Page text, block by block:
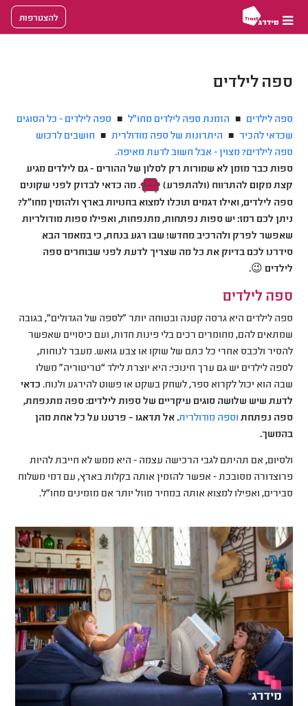
ספה לילדים
ספה לילדים ■ הזמנת ספה לילדים מחו"ל ■ ספה לילדים - כל הסוגים
שכדאי להכיר ■ היתרונות של ספה מודולרית ■ חושבים לרכוש
ספה לילדים? מצוין - אבל חשוב לדעת מאיפה.
ספות כבר מזמן לא שמורות רק לסלון של ההורים - גם לילדים מגיע
קצת מקום להתרווח (ולהתפרע)
. מה כדאי לבדוק לפני שקונים
ספה לילדים, ואילו דגמים תוכלו למצוא בחנויות בארץ ולהזמין מחו"ל?
ניתן לכם רמז: יש ספות נפתחות, מתנפחות, ואפילו ספות מודולריות
שאפשר לפרק ולהרכיב מחדש! שבו רגע בנחת, כי במאמר הבא
סידרנו לכם בדיוק את כל מה שצריך לדעת לפני שבוחרים ספה
לילדים 😉.
ספה לילדים
ספה לילדים היא גרסה קטנה ובטוחה יותר ״לספה של הגדולים”, בגובה
שמתאים להם, מחומרים רכים בלי פינות חדות, ועם כיסויים שאפשר
להסיר ולכבס אחרי כל כתם של שוקו או צבע גואש. מעבר לנוחות,
לספה לילדים יש גם ערך חינוכי: היא יוצרת לילד “טריטוריה” משלו
שבה הוא יכול לקרוא ספר, לשחק בשקט או פשוט להירגע ולנוח. כדאי
לדעת שיש שלושה סוגים עיקריים של ספות לילדים: ספה מתנפחת,
ספה נפתחת וספה מודולרית. אל תדאגו – פרטנו על כל אחת מהן
בהמשך.
ולסיום, אם תהיתם לגבי הרכישה עצמה - היא ממש לא חייבת להיות
פרוצדורה מסובכת - אפשר להזמין אותה בקלות בארץ, עם דמי משלוח
סבירים, ואפילו למצוא אותה במחיר מוזל יותר אם מזמינים מחו"ל.